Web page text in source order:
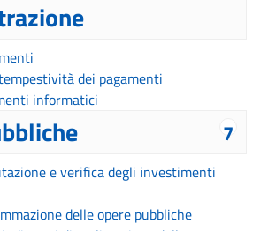
dei pagamenti
informatici
7
e verifica degli investimenti
delle opere pubbliche